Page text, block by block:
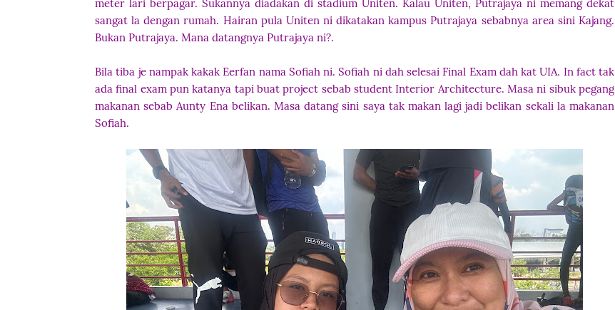
meter lari berpagar. Sukannya diadakan di stadium Uniten. Kalau Uniten, Putrajaya ni memang dekat
sangat la dengan rumah. Hairan pula Uniten ni dikatakan kampus Putrajaya sebabnya area sini Kajang.
Bukan Putrajaya. Mana datangnya Putrajaya ni?.
Bila tiba je nampak kakak Eerfan nama Sofiah ni. Sofiah ni dah selesai Final Exam dah kat UIA. In fact tak
ada final exam pun katanya tapi buat project sebab student Interior Architecture. Masa ni sibuk pegang
makanan sebab Aunty Ena belikan. Masa datang sini saya tak makan lagi jadi belikan sekali la makanan
Sofiah.